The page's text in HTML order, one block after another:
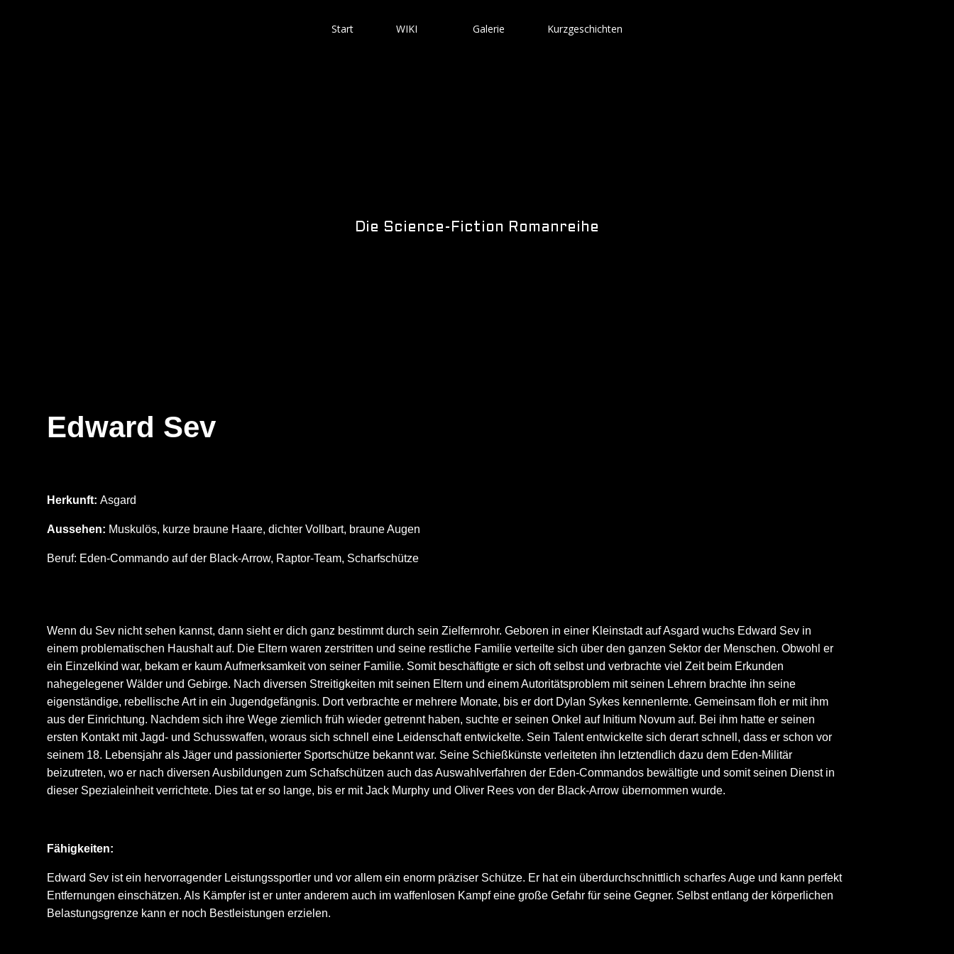
Start WIKI Galerie Kurzgeschichten
Die Science-Fiction Romanreihe
Edward Sev
Herkunft: Asgard
Aussehen: Muskulös, kurze braune Haare, dichter Vollbart, braune Augen
Beruf: Eden-Commando auf der Black-Arrow, Raptor-Team, Scharfschütze
Wenn du Sev nicht sehen kannst, dann sieht er dich ganz bestimmt durch sein Zielfernrohr. Geboren in einer Kleinstadt auf Asgard wuchs Edward Sev in
einem problematischen Haushalt auf. Die Eltern waren zerstritten und seine restliche Familie verteilte sich über den ganzen Sektor der Menschen. Obwohl er
ein Einzelkind war, bekam er kaum Aufmerksamkeit von seiner Familie. Somit beschäftigte er sich oft selbst und verbrachte viel Zeit beim Erkunden
nahegelegener Wälder und Gebirge. Nach diversen Streitigkeiten mit seinen Eltern und einem Autoritätsproblem mit seinen Lehrern brachte ihn seine
eigenständige, rebellische Art in ein Jugendgefängnis. Dort verbrachte er mehrere Monate, bis er dort Dylan Sykes kennenlernte. Gemeinsam floh er mit ihm
aus der Einrichtung. Nachdem sich ihre Wege ziemlich früh wieder getrennt haben, suchte er seinen Onkel auf Initium Novum auf. Bei ihm hatte er seinen
ersten Kontakt mit Jagd- und Schusswaffen, woraus sich schnell eine Leidenschaft entwickelte. Sein Talent entwickelte sich derart schnell, dass er schon vor
seinem 18. Lebensjahr als Jäger und passionierter Sportschütze bekannt war. Seine Schießkünste verleiteten ihn letztendlich dazu dem Eden-Militär
beizutreten, wo er nach diversen Ausbildungen zum Schafschützen auch das Auswahlverfahren der Eden-Commandos bewältigte und somit seinen Dienst in
dieser Spezialeinheit verrichtete. Dies tat er so lange, bis er mit Jack Murphy und Oliver Rees von der Black-Arrow übernommen wurde.
Fähigkeiten:
Edward Sev ist ein hervorragender Leistungssportler und vor allem ein enorm präziser Schütze. Er hat ein überdurchschnittlich scharfes Auge und kann perfekt
Entfernungen einschätzen. Als Kämpfer ist er unter anderem auch im waffenlosen Kampf eine große Gefahr für seine Gegner. Selbst entlang der körperlichen
Belastungsgrenze kann er noch Bestleistungen erzielen.